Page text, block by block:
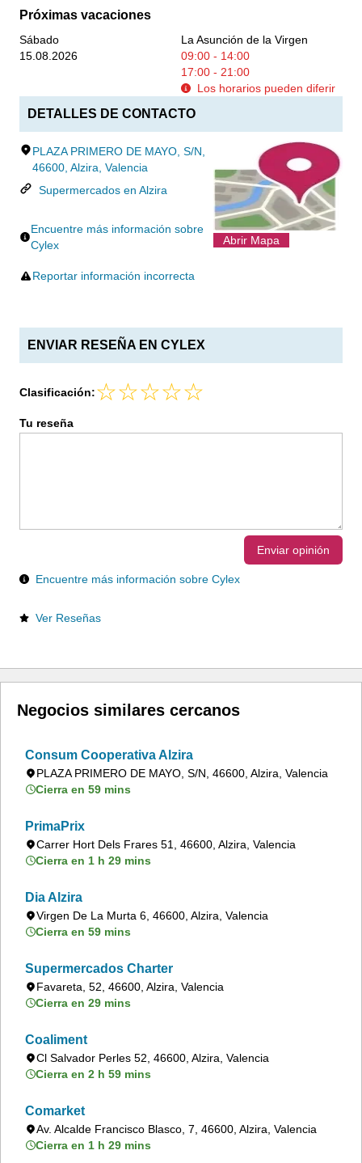
Próximas vacaciones
Sábado
La Asunción de la Virgen
15.08.2026
09:00 - 14:00
17:00 - 21:00
Los horarios pueden diferir
DETALLES DE CONTACTO
PLAZA PRIMERO DE MAYO, S/N,
46600, Alzira, Valencia
Supermercados en Alzira
Encuentre más información sobre
Cylex
Reportar información incorrecta
Abrir Mapa
ENVIAR RESEÑA EN CYLEX
Clasificación:
Tu reseña
Enviar opinión
Encuentre más información sobre Cylex
Ver Reseñas
Negocios similares cercanos
Consum Cooperativa Alzira
PLAZA PRIMERO DE MAYO, S/N, 46600, Alzira, Valencia
Cierra en 59 mins
PrimaPrix
Carrer Hort Dels Frares 51, 46600, Alzira, Valencia
Cierra en 1 h 29 mins
Dia Alzira
Virgen De La Murta 6, 46600, Alzira, Valencia
Cierra en 59 mins
Supermercados Charter
Favareta, 52, 46600, Alzira, Valencia
Cierra en 29 mins
Coaliment
Cl Salvador Perles 52, 46600, Alzira, Valencia
Cierra en 2 h 59 mins
Comarket
Av. Alcalde Francisco Blasco, 7, 46600, Alzira, Valencia
Cierra en 1 h 29 mins